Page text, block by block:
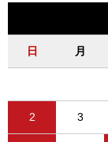
日 月
2 3